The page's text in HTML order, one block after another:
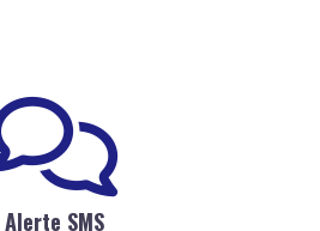
Alerte SMS